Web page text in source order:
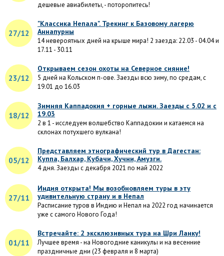
дешевые авиабилеты, - поторопитесь!
27/12
"Классика Непала". Трекинг к Базовому лагерю
Аннапурны
14 невероятных дней на крыше мира! 2 заезда: 22.03 - 04.04 и
17.11 - 30.11
23/12
Открываем сезон охоты на Северное сияние!
5 дней на Кольском п-ове. Заезды всю зиму, по средам, с
19.01 до 16.03
18/12
Зимняя Каппадокия + горные лыжи. Заезды с 5.02 и с
19.03
2 в 1 - исследуем волшебство Каппадокии и катаемся на
склонах потухшего вулкана!
05/12
Представляем этнографический тур в Дагестан:
Куппа, Балхар, Кубачи, Хучни, Амузги.
4 дня. Заезды с декабря 2021 по май 2022
27/11
Индия открыта! Мы возобновляем туры в эту
удивительную страну и в Непал
Расписание туров в Индию и Непал на 2022 год начинается
уже с самого Нового Года!
01/11
Встречайте: 2 эксклюзивных тура на Шри Ланку!
Лучшее время - на Новогодние каникулы и на весенние
праздничные дни (23 февраля и 8 марта)